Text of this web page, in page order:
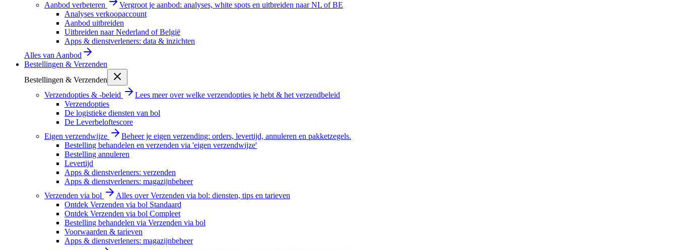
Aanbod verbeteren
Vergroot je aanbod: analyses, white spots en uitbreiden naar NL of BE
Analyses verkoopaccount
Aanbod uitbreiden
Uitbreiden naar Nederland of België
Apps & dienstverleners: data & inzichten
Alles van Aanbod
Bestellingen & Verzenden
Bestellingen & Verzenden
Verzendopties & -beleid
Lees meer over welke verzendopties je hebt & het verzendbeleid
Verzendopties
De logistieke diensten van bol
De Leverbeloftescore
Eigen verzendwijze
Beheer je eigen verzending: orders, levertijd, annuleren en pakketzegels.
Bestelling behandelen en verzenden via 'eigen verzendwijze'
Bestelling annuleren
Levertijd
Apps & dienstverleners: verzenden
Apps & dienstverleners: magazijnbeheer
Verzenden via bol
Alles over Verzenden via bol: diensten, tips en tarieven
Ontdek Verzenden via bol Standaard
Ontdek Verzenden via bol Compleet
Bestelling behandelen via Verzenden via bol
Voorwaarden & tarieven
Apps & dienstverleners: magazijnbeheer